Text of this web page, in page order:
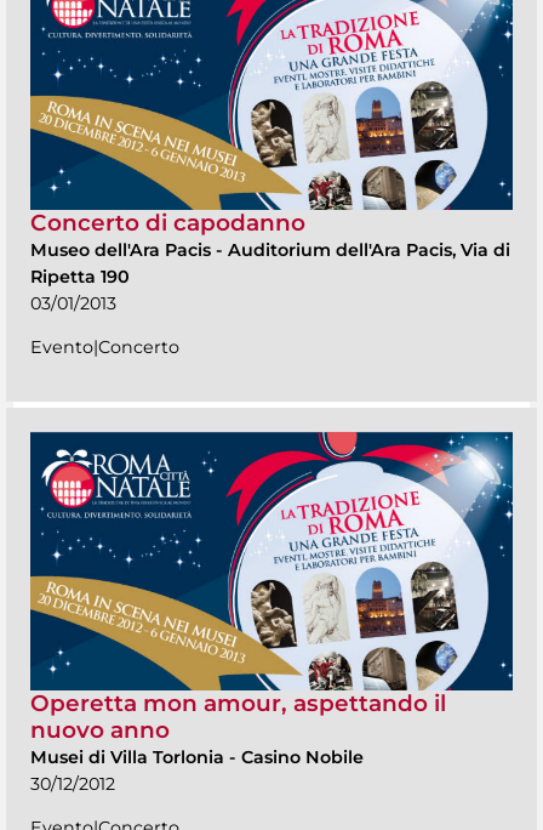
Concerto di capodanno
Museo dell'Ara Pacis - Auditorium dell'Ara Pacis, Via di
Ripetta 190
03/01/2013
Evento|Concerto
Operetta mon amour, aspettando il
nuovo anno
Musei di Villa Torlonia - Casino Nobile
30/12/2012